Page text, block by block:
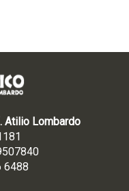
Atilio Lombardo
6488